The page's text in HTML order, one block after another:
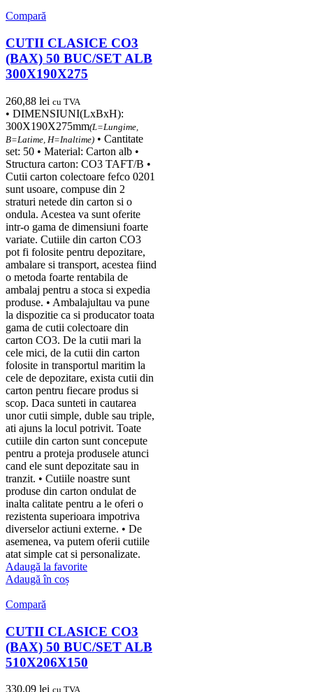
Compară
CUTII CLASICE CO3
(BAX) 50 BUC/SET ALB
300X190X275
260,88 lei cu TVA
• DIMENSIUNI(LxBxH):
300X190X275mm(L=Lungime,
B=Latime, H=Inaltime) • Cantitate
set: 50 • Material: Carton alb •
Structura carton: CO3 TAFT/B •
Cutii carton colectoare fefco 0201
sunt usoare, compuse din 2
straturi netede din carton si o
ondula. Acestea va sunt oferite
intr-o gama de dimensiuni foarte
variate. Cutiile din carton CO3
pot fi folosite pentru depozitare,
ambalare si transport, acestea fiind
o metoda foarte rentabila de
ambalaj pentru a stoca si expedia
produse. • Ambalajultau va pune
la dispozitie ca si producator toata
gama de cutii colectoare din
carton CO3. De la cutii mari la
cele mici, de la cutii din carton
folosite in transportul maritim la
cele de depozitare, exista cutii din
carton pentru fiecare produs si
scop. Daca sunteti in cautarea
unor cutii simple, duble sau triple,
ati ajuns la locul potrivit. Toate
cutiile din carton sunt concepute
pentru a proteja produsele atunci
cand ele sunt depozitate sau in
tranzit. • Cutiile noastre sunt
produse din carton ondulat de
inalta calitate pentru a le oferi o
rezistenta superioara impotriva
diverselor actiuni externe. • De
asemenea, va putem oferii cutiile
atat simple cat si personalizate.
Adaugă la favorite
Adaugă în coș
Compară
CUTII CLASICE CO3
(BAX) 50 BUC/SET ALB
510X206X150
330,09 lei cu TVA